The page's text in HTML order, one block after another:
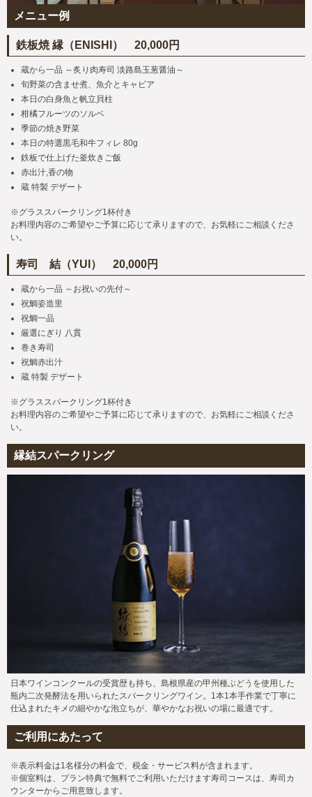
メニュー例
鉄板焼 縁（ENISHI） 20,000円
蔵から一品 ～炙り肉寿司 淡路島玉葱醤油～
旬野菜の含ませ煮、魚介とキャビア
本日の白身魚と帆立貝柱
柑橘フルーツのソルベ
季節の焼き野菜
本日の特選黒毛和牛フィレ 80g
鉄板で仕上げた釜炊きご飯
赤出汁,香の物
蔵 特製 デザート
※グラススパークリング1杯付き
お料理内容のご希望やご予算に応じて承りますので、お気軽にご相談くださ
い。
寿司 結（YUI） 20,000円
蔵から一品 ～お祝いの先付～
祝鯛姿造里
祝鯛一品
厳選にぎり 八貫
巻き寿司
祝鯛赤出汁
蔵 特製 デザート
※グラススパークリング1杯付き
お料理内容のご希望やご予算に応じて承りますので、お気軽にご相談くださ
い。
縁結スパークリング
日本ワインコンクールの受賞歴も持ち、島根県産の甲州種ぶどうを使用した
瓶内二次発酵法を用いられたスパークリングワイン。1本1本手作業で丁寧に
仕込まれたキメの細やかな泡立ちが、華やかなお祝いの場に最適です。
ご利用にあたって
※表示料金は1名様分の料金で、税金・サービス料が含まれます。
※個室料は、プラン特典で無料でご利用いただけます寿司コースは、寿司カ
ウンターからご用意致します。